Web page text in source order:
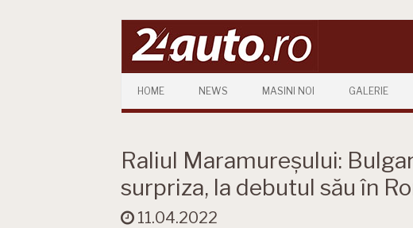
HOME NEWS MASINI NOI GALERIE
Raliul Maramureșului:
surpriza, la debutul său în
11.04.2022